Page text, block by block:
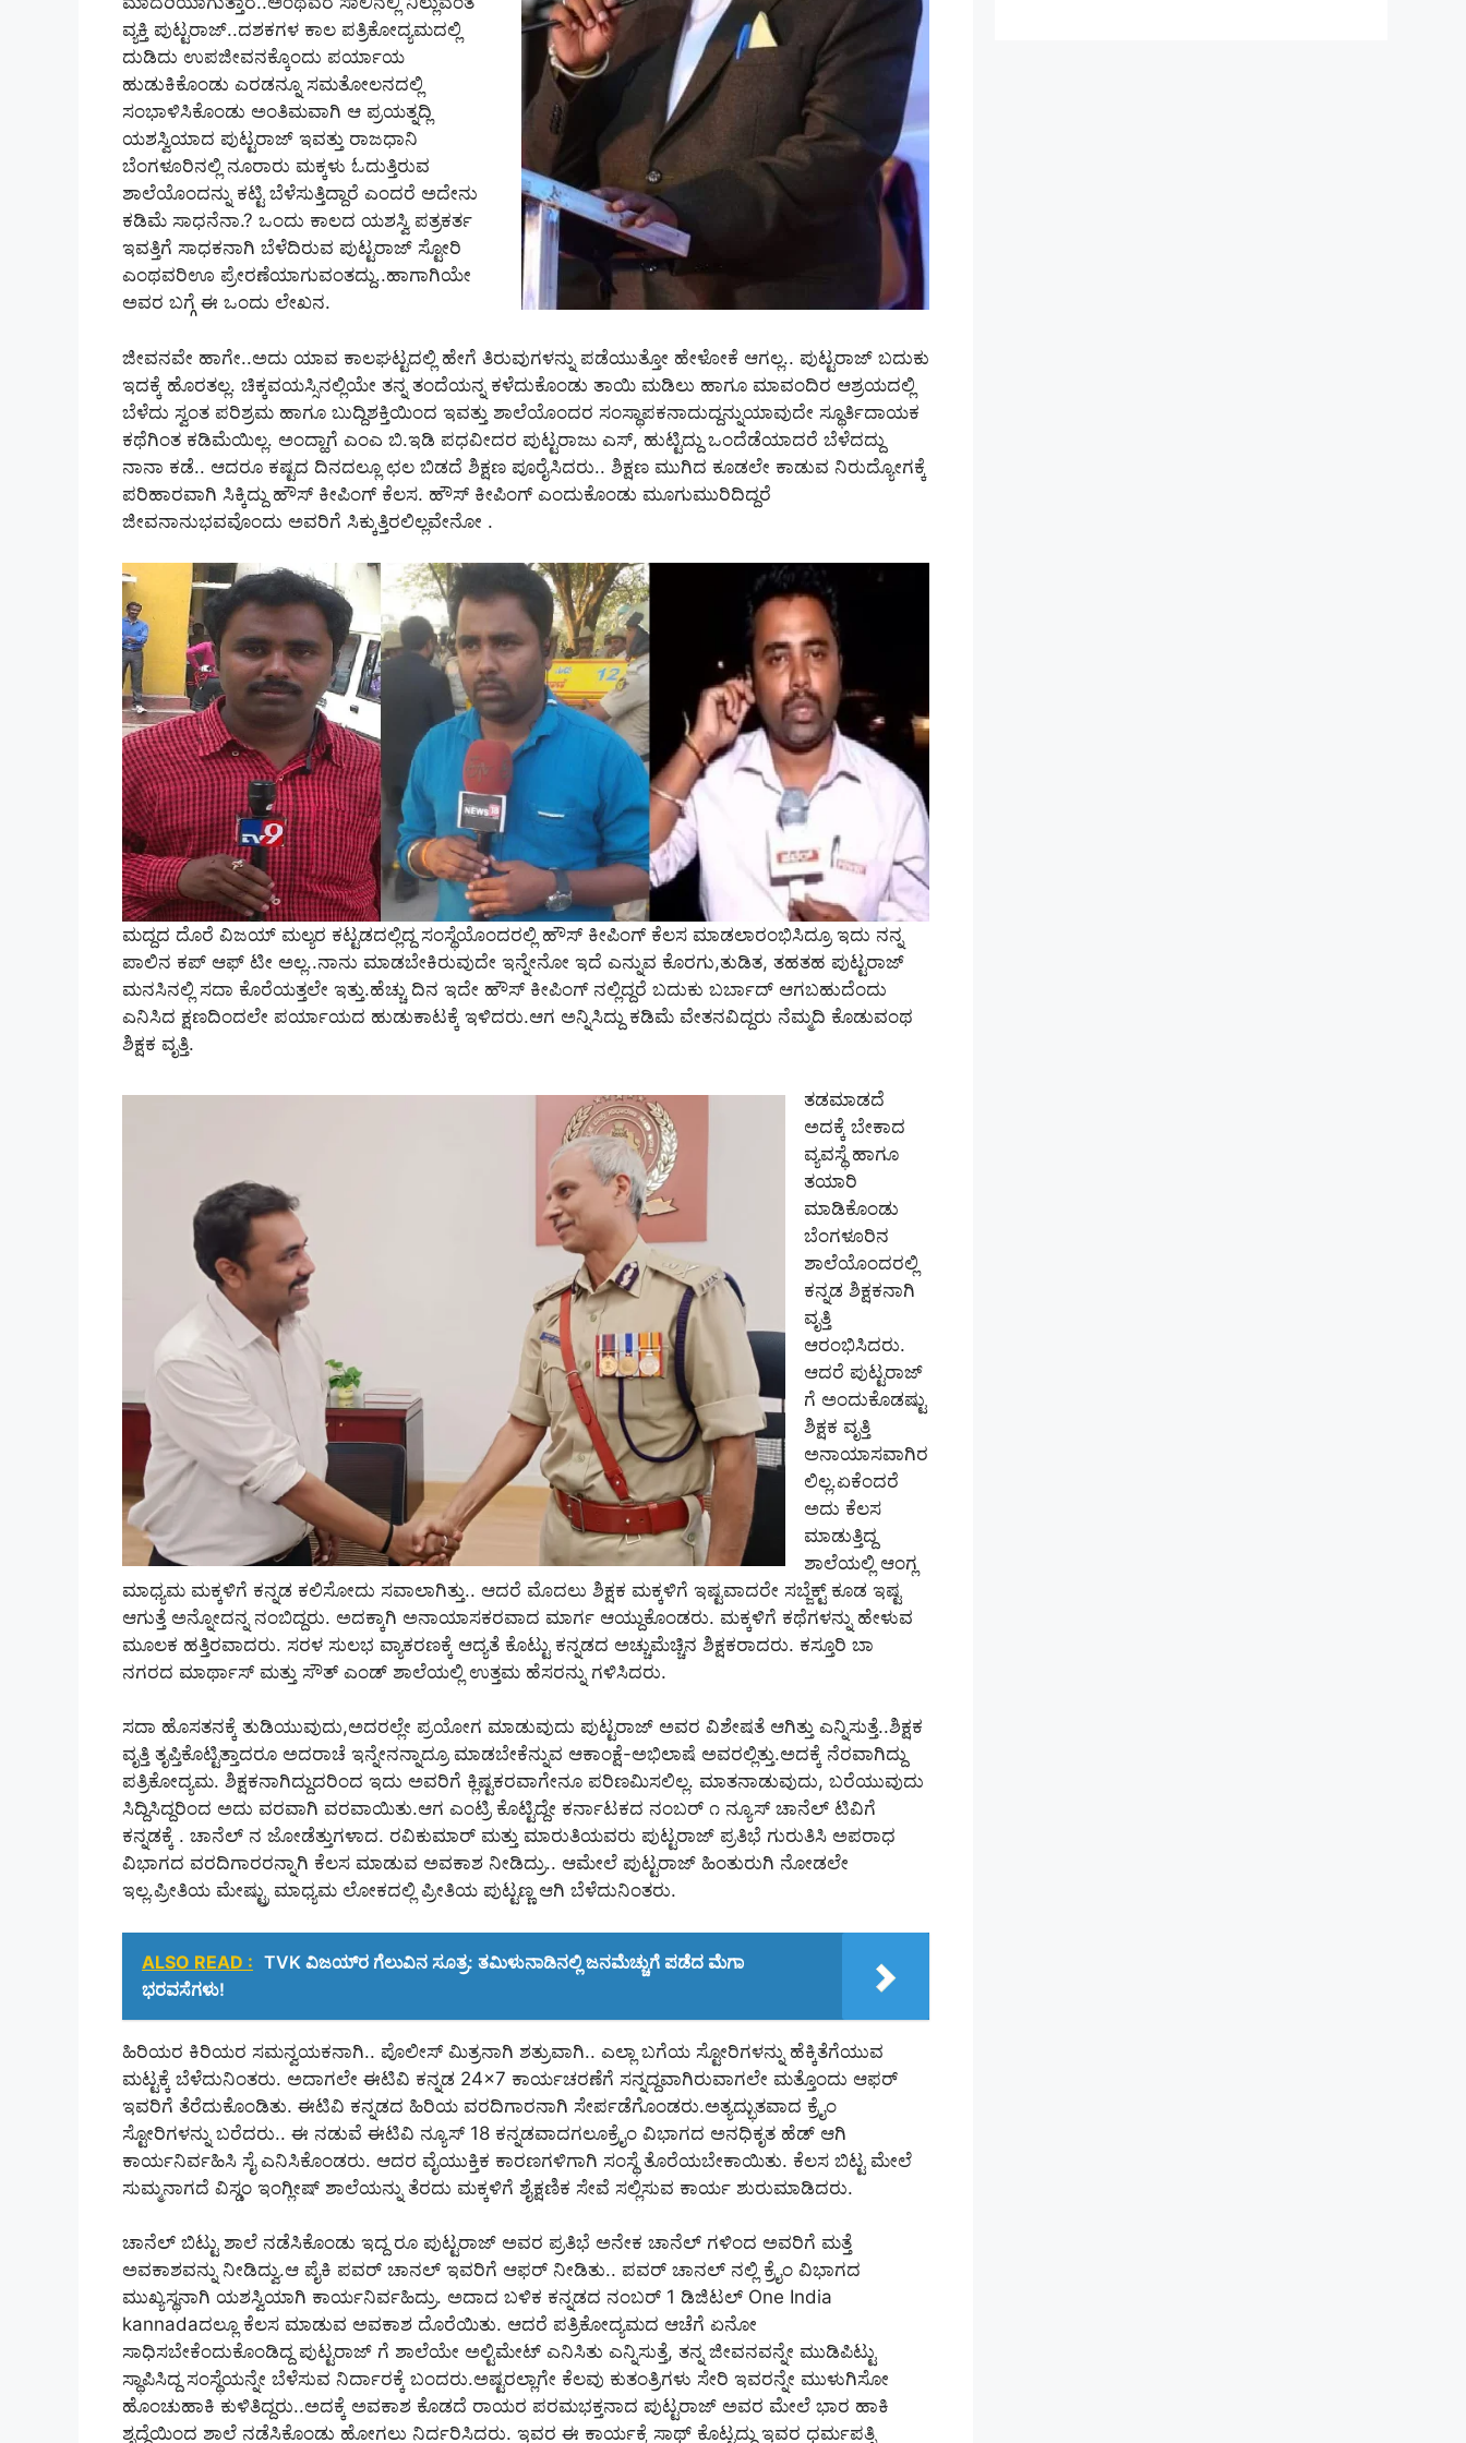
ವ್ಯಕ್ತಿ ಪುಟ್ಟರಾಜ್..‌ದಶಕಗಳ ಕಾಲ ಪತ್ರಿಕೋದ್ಯಮದಲ್ಲಿ
ದುಡಿದು ಉಪಜೀವನಕ್ಕೊಂದು ಪರ್ಯಾಯ
ಹುಡುಕಿಕೊಂಡು ಎರಡನ್ನೂ ಸಮತೋಲನದಲ್ಲಿ
ಸಂಭಾಳಿಸಿಕೊಂಡು ಅಂತಿಮವಾಗಿ ಆ ಪ್ರಯತ್ನದ್ಲಿ
ಯಶಸ್ವಿಯಾದ ಪುಟ್ಟರಾಜ್‌ ಇವತ್ತು ರಾಜಧಾನಿ
ಬೆಂಗಳೂರಿನಲ್ಲಿ ನೂರಾರು ಮಕ್ಕಳು ಓದುತ್ತಿರುವ
ಶಾಲೆಯೊಂದನ್ನು ಕಟ್ಟಿ ಬೆಳೆಸುತ್ತಿದ್ದಾರೆ ಎಂದರೆ ಅದೇನು
ಕಡಿಮೆ ಸಾಧನೆನಾ.? ಒಂದು ಕಾಲದ ಯಶಸ್ವಿ ಪತ್ರಕರ್ತ
ಇವತ್ತಿಗೆ ಸಾಧಕನಾಗಿ ಬೆಳೆದಿರುವ ಪುಟ್ಟರಾಜ್‌ ಸ್ಟೋರಿ
ಎಂಥವರಿಊ ಪ್ರೇರಣೆಯಾಗುವಂತದ್ದು..ಹಾಗಾಗಿಯೇ
ಅವರ ಬಗ್ಗೆ ಈ ಒಂದು ಲೇಖನ.
ಜೀವನವೇ ಹಾಗೇ..ಅದು ಯಾವ ಕಾಲಘಟ್ಟದಲ್ಲಿ ಹೇಗೆ ತಿರುವುಗಳನ್ನು ಪಡೆಯುತ್ತೋ ಹೇಳೋಕೆ ಆಗಲ್ಲ.. ಪುಟ್ಟರಾಜ್‌ ಬದುಕು
ಇದಕ್ಕೆ ಹೊರತಲ್ಲ. ಚಿಕ್ಕವಯಸ್ಸಿನಲ್ಲಿಯೇ ತನ್ನ ತಂದೆಯನ್ನ ಕಳೆದುಕೊಂಡು ತಾಯಿ‌ ಮಡಿಲು ಹಾಗೂ ಮಾವಂದಿರ ಆಶ್ರಯದಲ್ಲಿ
ಬೆಳೆದು ಸ್ವಂತ ಪರಿಶ್ರಮ ಹಾಗೂ ಬುದ್ದಿಶಕ್ತಿಯಿಂದ ಇವತ್ತು ಶಾಲೆಯೊಂದರ ಸಂಸ್ಥಾಪಕನಾದುದ್ದನ್ನುಯಾವುದೇ ಸ್ಥೂರ್ತಿದಾಯಕ
ಕಥೆಗಿಂತ ಕಡಿಮೆಯಿಲ್ಲ. ಅಂದ್ಹಾಗೆ ಎಂಎ ಬಿ.ಇಡಿ ಪಧವೀದರ ಪುಟ್ಟರಾಜು ಎಸ್, ಹುಟ್ಟಿದ್ದು ಒಂದೆಡೆಯಾದರೆ ಬೆಳೆದದ್ದು
ನಾನಾ ಕಡೆ.. ಆದರೂ ಕಷ್ಟದ ದಿನದಲ್ಲೂ ಛಲ ಬಿಡದೆ ಶಿಕ್ಷಣ ಪೂರೈಸಿದರು.. ಶಿಕ್ಷಣ ಮುಗಿದ ಕೂಡಲೇ ಕಾಡುವ ನಿರುದ್ಯೋಗಕ್ಕೆ
ಪರಿಹಾರವಾಗಿ ಸಿಕ್ಕಿದ್ದು ಹೌಸ್ ಕೀಪಿಂಗ್ ಕೆಲಸ. ಹೌಸ್‌ ಕೀಪಿಂಗ್‌ ಎಂದುಕೊಂಡು ಮೂಗುಮುರಿದಿದ್ದರೆ
ಜೀವನಾನುಭವವೊಂದು ಅವರಿಗೆ ಸಿಕ್ಕುತ್ತಿರಲಿಲ್ಲವೇನೋ .
ಮದ್ದದ ದೊರೆ ವಿಜಯ್ ಮಲ್ಯರ ಕಟ್ಟಡದಲ್ಲಿದ್ದ ಸಂಸ್ಥೆಯೊಂದರಲ್ಲಿ ಹೌಸ್‌ ಕೀಪಿಂಗ್‌ ಕೆಲಸ ಮಾಡಲಾರಂಭಿಸಿದ್ರೂ ಇದು ನನ್ನ
ಪಾಲಿನ ಕಪ್‌ ಆಫ್‌ ಟೀ ಅಲ್ಲ..ನಾನು ಮಾಡಬೇಕಿರುವುದೇ ಇನ್ನೇನೋ ಇದೆ ಎನ್ನುವ ಕೊರಗು,ತುಡಿತ, ತಹತಹ ಪುಟ್ಟರಾಜ್‌
ಮನಸಿನಲ್ಲಿ ಸದಾ ಕೊರೆಯತ್ತಲೇ ಇತ್ತು.ಹೆಚ್ಚು ದಿನ ಇದೇ ಹೌಸ್‌ ಕೀಪಿಂಗ್‌ ನಲ್ಲಿದ್ದರೆ ಬದುಕು ಬರ್ಬಾದ್‌ ಆಗಬಹುದೆಂದು
ಎನಿಸಿದ ಕ್ಷಣದಿಂದಲೇ ಪರ್ಯಾಯದ ಹುಡುಕಾಟಕ್ಕೆ ಇಳಿದರು.ಆಗ ಅನ್ನಿಸಿದ್ದು ಕಡಿಮೆ ವೇತನವಿದ್ದರು ನೆಮ್ಮದಿ ಕೊಡುವಂಥ
ಶಿಕ್ಷಕ ವೃತ್ತಿ.
ತಡಮಾಡದೆ
ಅದಕ್ಕೆ ಬೇಕಾದ
ವ್ಯವಸ್ಥೆ ಹಾಗೂ
ತಯಾರಿ
ಮಾಡಿಕೊಂಡು
ಬೆಂಗಳೂರಿನ
ಶಾಲೆಯೊಂದರಲ್ಲಿ
ಕನ್ನಡ ಶಿಕ್ಷಕನಾಗಿ
ವೃತ್ತಿ
ಆರಂಭಿಸಿದರು.
ಆದರೆ ಪುಟ್ಟರಾಜ್‌
ಗೆ ಅಂದುಕೊಡಷ್ಟು
ಶಿಕ್ಷಕ ವೃತ್ತಿ
ಅನಾಯಾಸವಾಗಿರ
ಲಿಲ್ಲ.ಏಕೆಂದರೆ
ಅದು ಕೆಲಸ
ಮಾಡುತ್ತಿದ್ದ
ಶಾಲೆಯಲ್ಲಿ ಆಂಗ್ಲ
ಮಾಧ್ಯಮ ಮಕ್ಕಳಿಗೆ ಕನ್ನಡ ಕಲಿಸೋದು ಸವಾಲಾಗಿತ್ತು.. ಆದರೆ ಮೊದಲು ಶಿಕ್ಷಕ ಮಕ್ಕಳಿಗೆ ಇಷ್ಟವಾದರೇ ಸಬ್ಜೆಕ್ಟ್ ಕೂಡ ಇಷ್ಟ
ಆಗುತ್ತೆ ಅನ್ನೋದನ್ನ ನಂಬಿದ್ದರು. ಅದಕ್ಕಾಗಿ ಅನಾಯಾಸಕರವಾದ ಮಾರ್ಗ ಆಯ್ದುಕೊಂಡರು. ಮಕ್ಕಳಿಗೆ ಕಥೆಗಳನ್ನು ಹೇಳುವ
ಮೂಲಕ ಹತ್ತಿರವಾದರು. ಸರಳ ಸುಲಭ ವ್ಯಾಕರಣಕ್ಕೆ ಆದ್ಯತೆ ಕೊಟ್ಟು ಕನ್ನಡದ ಅಚ್ಚುಮೆಚ್ಚಿನ ಶಿಕ್ಷಕರಾದರು. ಕಸ್ತೂರಿ ಬಾ
ನಗರದ ಮಾರ್ಥಾಸ್ ಮತ್ತು ಸೌತ್ ಎಂಡ್ ಶಾಲೆಯಲ್ಲಿ ಉತ್ತಮ ಹೆಸರನ್ನು ಗಳಿಸಿದರು.
ಸದಾ ಹೊಸತನಕ್ಕೆ ತುಡಿಯುವುದು,ಅದರಲ್ಲೇ ಪ್ರಯೋಗ ಮಾಡುವುದು ಪುಟ್ಟರಾಜ್‌ ಅವರ ವಿಶೇಷತೆ ಆಗಿತ್ತು ಎನ್ನಿಸುತ್ತೆ..ಶಿಕ್ಷಕ
ವೃತ್ತಿ ತೃಪ್ತಿಕೊಟ್ಟಿತ್ತಾದರೂ ಅದರಾಚೆ ಇನ್ನೇನನ್ನಾದ್ರೂ ಮಾಡಬೇಕೆನ್ನುವ ಆಕಾಂಕ್ಷೆ-ಅಭಿಲಾಷೆ ಅವರಲ್ಲಿತ್ತು.ಅದಕ್ಕೆ ನೆರವಾಗಿದ್ದು
ಪತ್ರಿಕೋದ್ಯಮ. ಶಿಕ್ಷಕನಾಗಿದ್ದುದರಿಂದ ಇದು ಅವರಿಗೆ ಕ್ಲಿಷ್ಟಕರವಾಗೇನೂ ಪರಿಣಮಿಸಲಿಲ್ಲ. ಮಾತನಾಡುವುದು, ಬರೆಯುವುದು
ಸಿದ್ದಿಸಿದ್ದರಿಂದ ಅದು ವರವಾಗಿ ವರವಾಯಿತು.ಆಗ ಎಂಟ್ರಿ ಕೊಟ್ಟಿದ್ದೇ ಕರ್ನಾಟಕದ ನಂಬರ್‌ ೧ ನ್ಯೂಸ್‌ ಚಾನೆಲ್‌ ಟಿವಿಗೆ
ಕನ್ನಡಕ್ಕೆ . ಚಾನೆಲ್ ನ ಜೋಡೆತ್ತುಗಳಾದ. ರವಿಕುಮಾರ್ ಮತ್ತು ಮಾರುತಿಯವರು ಪುಟ್ಟರಾಜ್‌ ಪ್ರತಿಭೆ ಗುರುತಿಸಿ ಅಪರಾಧ
ವಿಭಾಗದ ವರದಿಗಾರರನ್ನಾಗಿ ಕೆಲಸ ಮಾಡುವ ಅವಕಾಶ ನೀಡಿದ್ರು.. ಆಮೇಲೆ ಪುಟ್ಟರಾಜ್‌ ಹಿಂತುರುಗಿ ನೋಡಲೇ
ಇಲ್ಲ.ಪ್ರೀತಿಯ ಮೇಷ್ಟ್ರು ಮಾಧ್ಯಮ ಲೋಕದಲ್ಲಿ ಪ್ರೀತಿಯ ಪುಟ್ಟಣ್ಣ ಆಗಿ ಬೆಳೆದುನಿಂತರು.
ALSO READ : TVK ವಿಜಯ್‌ರ ಗೆಲುವಿನ ಸೂತ್ರ: ತಮಿಳುನಾಡಿನಲ್ಲಿ ಜನಮೆಚ್ಚುಗೆ ಪಡೆದ ಮೆಗಾ
ಭರವಸೆಗಳು!
ಹಿರಿಯರ ಕಿರಿಯರ ಸಮನ್ವಯಕನಾಗಿ.. ಪೊಲೀಸ್ ಮಿತ್ರನಾಗಿ ಶತ್ರುವಾಗಿ.. ಎಲ್ಲಾ ಬಗೆಯ ಸ್ಟೋರಿಗಳನ್ನು ಹೆಕ್ಕಿತೆಗೆಯುವ
ಮಟ್ಟಕ್ಕೆ ಬೆಳೆದುನಿಂತರು. ಅದಾಗಲೇ ಈಟಿವಿ ಕನ್ನಡ 24×7 ಕಾರ್ಯಚರಣೆಗೆ ಸನ್ನದ್ದವಾಗಿರುವಾಗಲೇ ಮತ್ತೊಂದು ಆಫರ್
ಇವರಿಗೆ ತೆರೆದುಕೊಂಡಿತು. ಈಟಿವಿ ಕನ್ನಡದ ಹಿರಿಯ ವರದಿಗಾರನಾಗಿ ಸೇರ್ಪಡೆಗೊಂಡರು.ಅತ್ಯದ್ಭುತವಾದ ಕ್ರೈಂ
ಸ್ಟೋರಿಗಳನ್ನು ಬರೆದರು.. ಈ ನಡುವೆ ಈಟಿವಿ ನ್ಯೂಸ್ 18 ಕನ್ನಡವಾದಗಲೂಕ್ರೈಂ ವಿಭಾಗದ ಅನಧಿಕೃತ ಹೆಡ್ ಆಗಿ
ಕಾರ್ಯನಿರ್ವಹಿಸಿ ಸೈ ಎನಿಸಿಕೊಂಡರು. ಆದರ ವೈಯುಕ್ತಿಕ ಕಾರಣಗಳಿಗಾಗಿ ಸಂಸ್ಥೆ ತೊರೆಯಬೇಕಾಯಿತು. ಕೆಲಸ ಬಿಟ್ಟ ಮೇಲೆ
ಸುಮ್ಮನಾಗದೆ ವಿಸ್ಡಂ ಇಂಗ್ಲೀಷ್ ಶಾಲೆಯನ್ನು ತೆರದು ಮಕ್ಕಳಿಗೆ ಶೈಕ್ಷಣಿಕ ಸೇವೆ ಸಲ್ಲಿಸುವ ಕಾರ್ಯ ಶುರುಮಾಡಿದರು.
ಚಾನೆಲ್‌ ಬಿಟ್ಟು ಶಾಲೆ ನಡೆಸಿಕೊಂಡು ಇದ್ದ ರೂ ಪುಟ್ಟರಾಜ್‌ ಅವರ ಪ್ರತಿಭೆ ಅನೇಕ ಚಾನೆಲ್‌ ಗಳಿಂದ ಅವರಿಗೆ ಮತ್ತೆ
ಅವಕಾಶವನ್ನು ನೀಡಿದ್ವು.ಆ ಪೈಕಿ ಪವರ್ ಚಾನಲ್ ಇವರಿಗೆ ಆಫರ್ ನೀಡಿತು.. ಪವರ್ ಚಾನಲ್ ನಲ್ಲಿ ಕ್ರೈಂ ವಿಭಾಗದ
ಮುಖ್ಯಸ್ಥನಾಗಿ ಯಶಸ್ವಿಯಾಗಿ ಕಾರ್ಯನಿರ್ವಹಿದ್ರು.‌ ಅದಾದ ಬಳಿಕ ಕನ್ನಡದ ನಂಬರ್ 1 ಡಿಜಿಟಲ್ One India
kannadaದಲ್ಲೂ ಕೆಲಸ ಮಾಡುವ ಅವಕಾಶ ದೊರೆಯಿತು. ಆದರೆ ಪತ್ರಿಕೋದ್ಯಮದ ಆಚೆಗೆ ಏನೋ
ಸಾಧಿಸಬೇಕೆಂದುಕೊಂಡಿದ್ದ ಪುಟ್ಟರಾಜ್‌ ಗೆ ಶಾಲೆಯೇ ಅಲ್ಟಿಮೇಟ್‌ ಎನಿಸಿತು ಎನ್ನಿಸುತ್ತೆ, ತನ್ನ ಜೀವನವನ್ನೇ ಮುಡಿಪಿಟ್ಟು
ಸ್ಥಾಪಿಸಿದ್ದ ಸಂಸ್ಥೆಯನ್ನೇ ಬೆಳೆಸುವ ನಿರ್ದಾರಕ್ಕೆ ಬಂದರು.ಅಷ್ಟರಲ್ಲಾಗೇ ಕೆಲವು ಕುತಂತ್ರಿಗಳು ಸೇರಿ ಇವರನ್ನೇ ಮುಳುಗಿಸೋ
ಹೊಂಚುಹಾಕಿ ಕುಳಿತಿದ್ದರು..ಅದಕ್ಕೆ ಅವಕಾಶ ಕೊಡದೆ ರಾಯರ ಪರಮಭಕ್ತನಾದ ಪುಟ್ಟರಾಜ್‌ ಅವರ ಮೇಲೆ ಭಾರ ಹಾಕಿ
ಶೃದ್ಧೆಯಿಂದ ಶಾಲೆ ನಡೆಸಿಕೊಂಡು ಹೋಗಲು ನಿರ್ದರಿಸಿದರು. ಇವರ ಈ ಕಾರ್ಯಕ್ಕೆ ಸಾಥ್‌ ಕೊಟ್ಟದ್ದು ಇವರ ಧರ್ಮಪತ್ನಿ